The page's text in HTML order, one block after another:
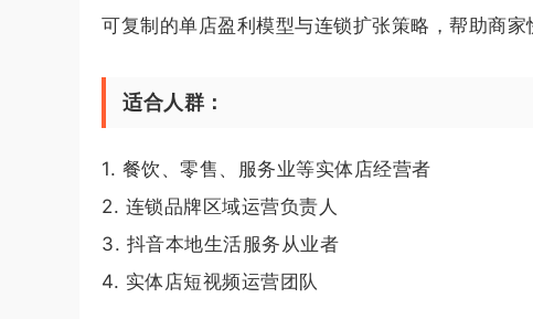
可复制的单店盈利模型与连锁扩张策略，帮助商家
适合人群：
1. 餐饮、零售、服务业等实体店经营者
2. 连锁品牌区域运营负责人
3. 抖音本地生活服务从业者
4. 实体店短视频运营团队